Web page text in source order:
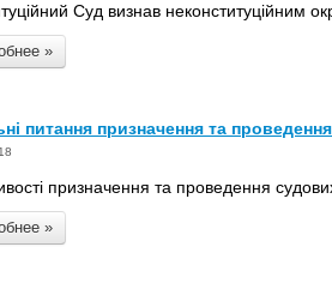
Суд визнав неконституційним
»
питання призначення та
призначення та проведення
»